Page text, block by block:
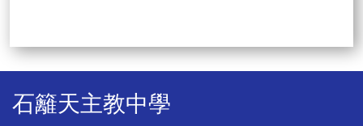
石籬天主教中學